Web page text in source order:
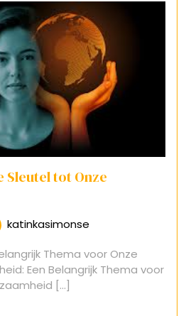
Sleutel tot Onze
katinkasimonse
Thema voor Onze
Een Belangrijk Thema voor
[...]